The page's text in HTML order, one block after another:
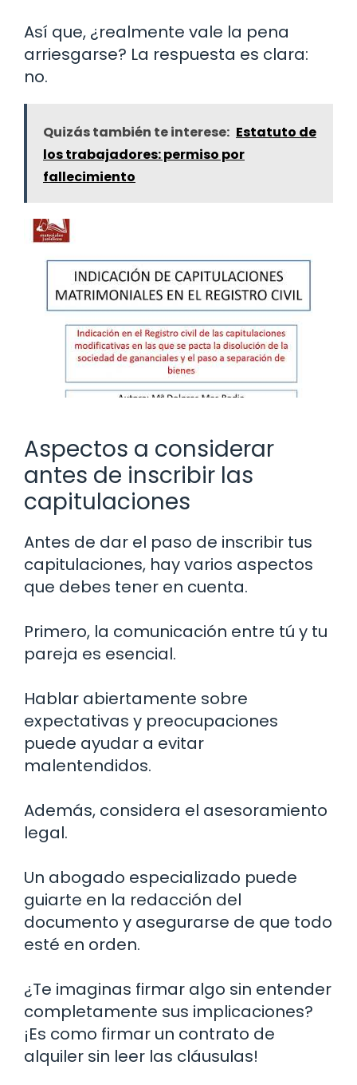
Así que, ¿realmente vale la pena
arriesgarse? La respuesta es clara:
no.
Quizás también te interese: Estatuto de
los trabajadores: permiso por
fallecimiento
Aspectos a considerar
antes de inscribir las
capitulaciones
Antes de dar el paso de inscribir tus
capitulaciones, hay varios aspectos
que debes tener en cuenta.
Primero, la comunicación entre tú y tu
pareja es esencial.
Hablar abiertamente sobre
expectativas y preocupaciones
puede ayudar a evitar
malentendidos.
Además, considera el asesoramiento
legal.
Un abogado especializado puede
guiarte en la redacción del
documento y asegurarse de que todo
esté en orden.
¿Te imaginas firmar algo sin entender
completamente sus implicaciones?
¡Es como firmar un contrato de
alquiler sin leer las cláusulas!